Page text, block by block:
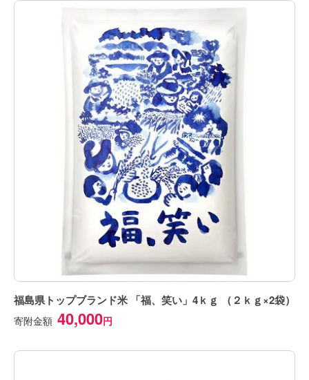
福島県トップブランド米 「福、笑い」4ｋｇ （２ｋｇ×2袋）
寄附金額 40,000